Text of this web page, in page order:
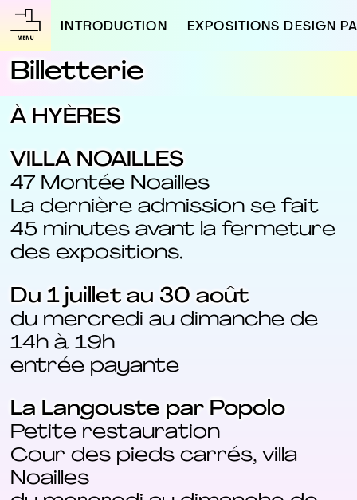
Billetterie
INTRODUCTION EXPOSITIONS DESIGN
À HYÈRES
VILLA NOAILLES
47 Montée Noailles
La dernière admission se fait
45 minutes avant la fermeture
des expositions.
Du 1 juillet au 30 août
du mercredi au dimanche de
14h à 19h
entrée payante
La Langouste par Popolo
Petite restauration
Cour des pieds carrés, villa
Noailles